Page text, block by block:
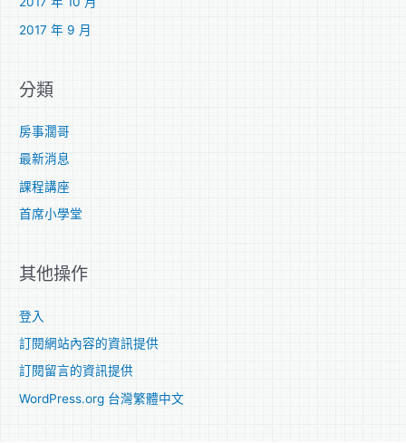
2017 年 9 月
分類
房事濶哥
最新消息
課程講座
首席小學堂
其他操作
登入
訂閱網站內容的資訊提供
訂閱留言的資訊提供
WordPress.org 台灣繁體中文